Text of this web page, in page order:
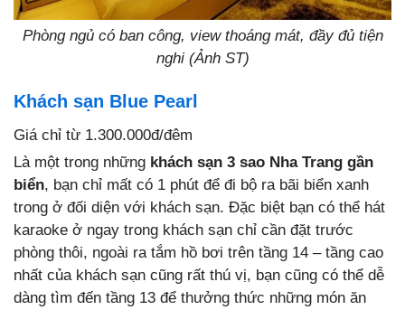
Phòng ngủ có ban công, view thoáng mát, đầy đủ tiện
nghi (Ảnh ST)
Khách sạn Blue Pearl
Giá chỉ từ 1.300.000đ/đêm
Là một trong những khách sạn 3 sao Nha Trang gần
biển, bạn chỉ mất có 1 phút để đi bộ ra bãi biển xanh
trong ở đối diện với khách sạn. Đặc biệt bạn có thể hát
karaoke ở ngay trong khách sạn chỉ cần đặt trước
phòng thôi, ngoài ra tắm hồ bơi trên tầng 14 – tầng cao
nhất của khách sạn cũng rất thú vị, bạn cũng có thể dễ
dàng tìm đến tầng 13 để thưởng thức những món ăn